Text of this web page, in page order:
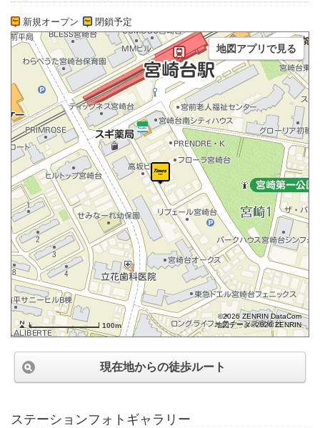
新規オープン 閉鎖予定
100m
©2026 ZENRIN DataCom
地図データ©2026 ZENRIN
地図アプリで見る
現在地からの徒歩ルート
ステーションフォトギャラリー